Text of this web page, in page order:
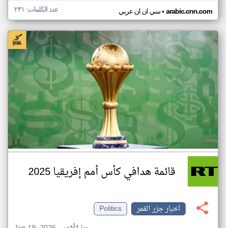
سي ان ان عربي• arabic.cnn.com عدد الكلمات: ٢٣١
قائمة هدافي كأس أمم إفريقيا 2025
اخبار جزر القمر
Politics